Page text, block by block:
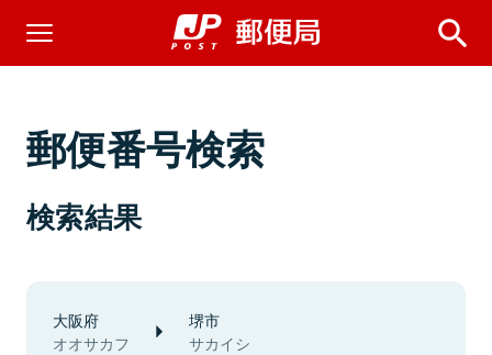
郵便番号検索
検索結果
大阪府
オオサカフ
堺市
サカイシ